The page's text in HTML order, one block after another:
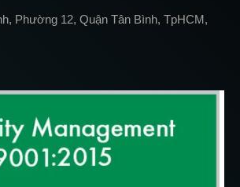
Phường 12, Quận Tân Bình, TpHCM,